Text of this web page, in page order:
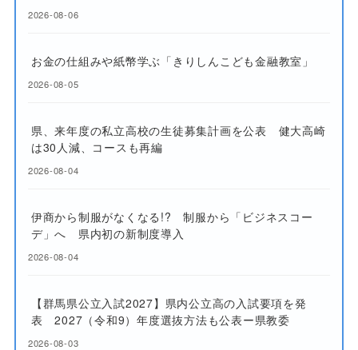
2026-08-06
お金の仕組みや紙幣学ぶ「きりしんこども金融教室」
2026-08-05
県、来年度の私立高校の生徒募集計画を公表 健大高崎
は30人減、コースも再編
2026-08-04
伊商から制服がなくなる!? 制服から「ビジネスコー
デ」へ 県内初の新制度導入
2026-08-04
【群馬県公立入試2027】県内公立高の入試要項を発
表 2027（令和9）年度選抜方法も公表ー県教委
2026-08-03